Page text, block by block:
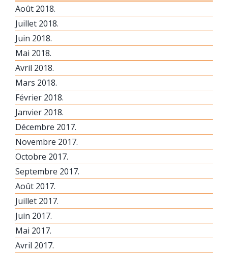
Août 2018.
Juillet 2018.
Juin 2018.
Mai 2018.
Avril 2018.
Mars 2018.
Février 2018.
Janvier 2018.
Décembre 2017.
Novembre 2017.
Octobre 2017.
Septembre 2017.
Août 2017.
Juillet 2017.
Juin 2017.
Mai 2017.
Avril 2017.